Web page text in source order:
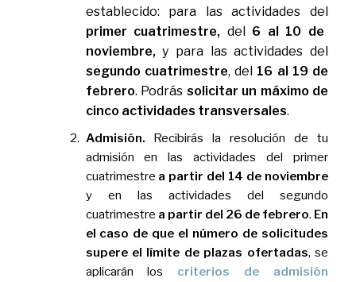
establecido: para las actividades del
primer cuatrimestre, del 6 al 10 de
noviembre,y para las actividades del
segundo cuatrimestre, del 16 al 19 de
febrero. Podrás solicitar un máximo de
cinco actividades transversales.
Admisión. Recibirás la resolución de tu
admisión en las actividades del primer
cuatrimestre a partir del 14 de noviembre
y en las actividades del segundo
cuatrimestre a partir del 26 de febrero. En
el caso de que el número de solicitudes
supere el límite de plazas ofertadas, se
aplicarán los criterios de admisión